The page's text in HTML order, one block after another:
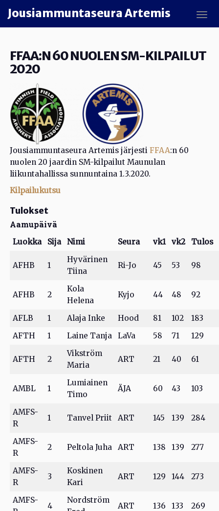
Jousiammuntaseura Artemis
FFAA:N 60 NUOLEN SM-KILPAILUT
2020
Jousiammuntaseura Artemis järjesti FFAA:n 60
nuolen 20 jaardin SM-kilpailut Maunulan
liikuntahallissa sunnuntaina 1.3.2020.
Kilpailukutsu
Tulokset
Aamupäivä
Luokka Sija Nimi Seura vk1 vk2 Tulos
AFHB 1
Hyvärinen
Tiina
Ri-Jo 45 53 98
AFHB 2
Kola
Helena
Kyjo 44 48 92
AFLB 1 Alaja Inke Hood 81 102
183
AFTH
1 Laine Tanja LaVa 58 71 129
AFTH 2
Vikström
Maria
ART 21 40 61
AMBL 1
Lumiainen
Timo
ÄJA 60 43 103
AMFS-
R
1 Tanvel Priit ART 145 139 284
AMFS-
R
2 Peltola Juha ART 138 139 277
AMFS-
R
3
Koskinen
Kari
ART 129 144 273
AMFS-
4
Nordström
ART 136 133 269